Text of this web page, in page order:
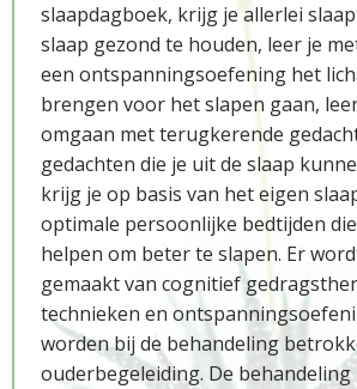
slaapdagboek, krijg je allerlei
slaap gezond te houden, leer je
een ontspanningsoefening het
brengen voor het slapen gaan,
omgaan met terugkerende
gedachten die je uit de slaap
krijg je op basis van het eigen
optimale persoonlijke bedtijden
helpen om beter te slapen. Er
gemaakt van cognitief
technieken en
worden bij de behandeling
ouderbegeleiding. De behandeling